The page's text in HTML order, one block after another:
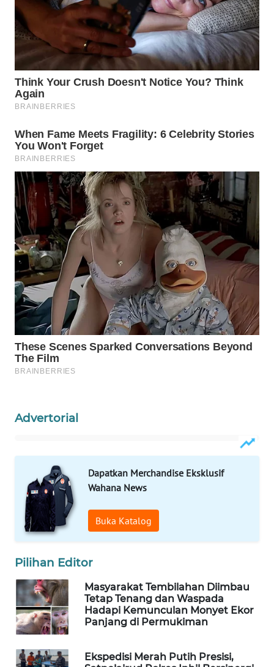
Advertorial
Dapatkan Merchandise Eksklusif
Wahana News
Buka Katalog
Pilihan Editor
Masyarakat Tembilahan Diimbau
Tetap Tenang dan Waspada
Hadapi Kemunculan Monyet Ekor
Panjang di Permukiman
Ekspedisi Merah Putih Presisi,
WAHANA
Wahana
Network
KONSUMEN
LISTRIK
MASYARAKAT
KELISTRIKAN
WALINKI
MAWAKA
ID
MARTABAT
NET
PLN
WATCH
MKLI
LKKI
KOPEKLIN
PORTAL
KONSUMEN
FORWAMKI
ALPERKLINAS
FORJASIDA
TAMBANG